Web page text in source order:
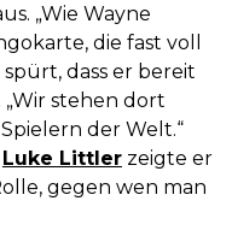
„Wie Wayne
die fast voll
dass er bereit
„Wir stehen dort
der Welt.“
Luke Littler zeigte er
gegen wen man